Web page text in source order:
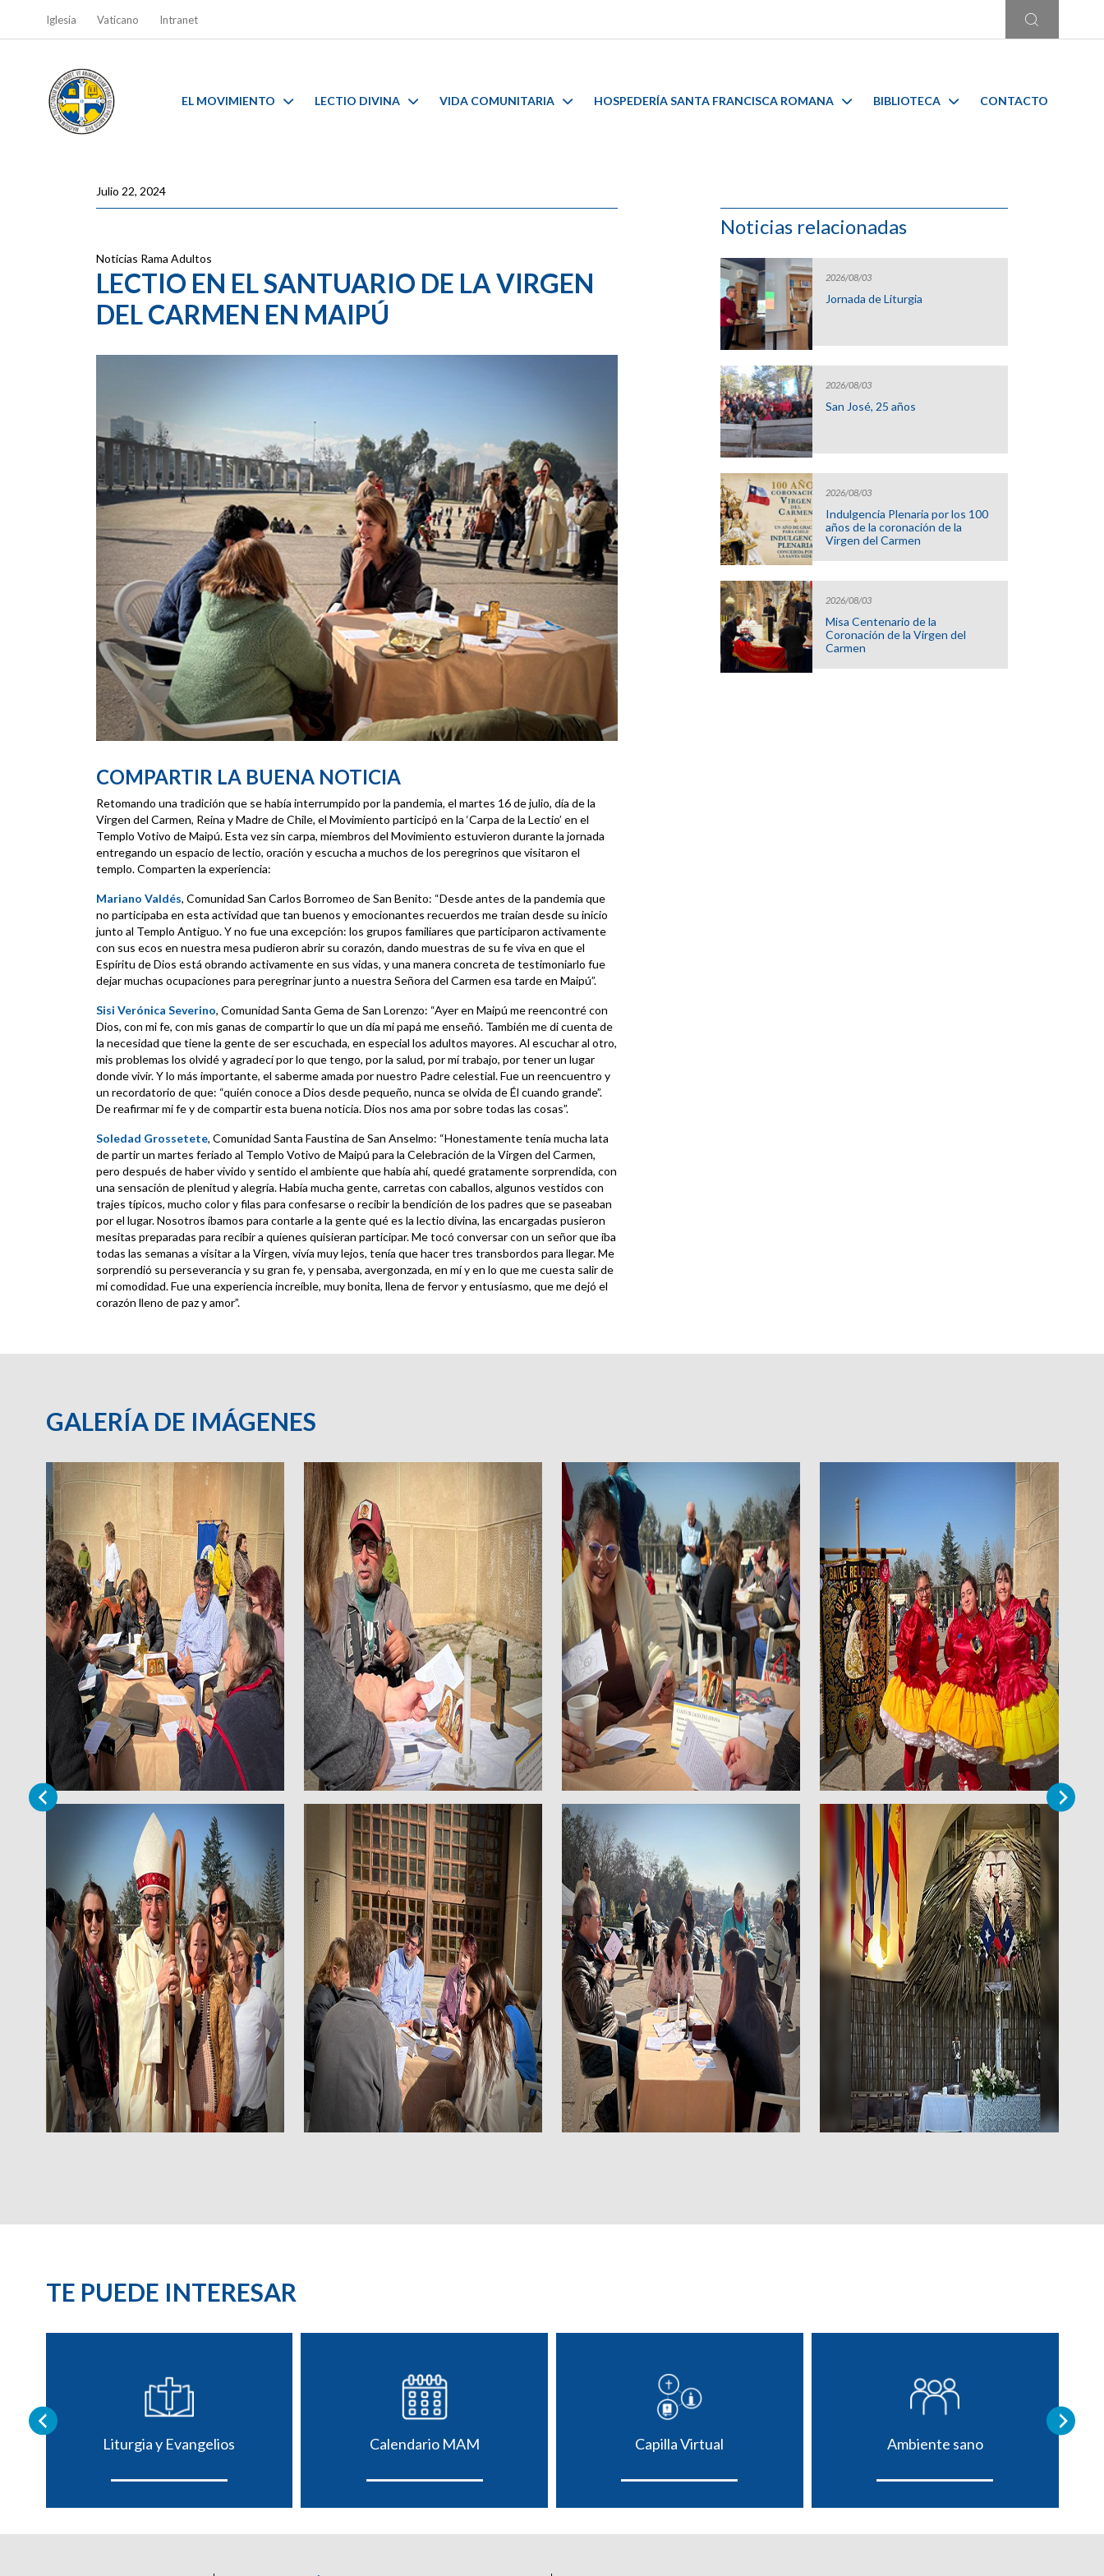
Iglesia Vaticano Intranet
EL MOVIMIENTO LECTIO DIVINA VIDA COMUNITARIA HOSPEDERÍA SANTA FRANCISCA ROMANA BIBLIOTECA CONTACTO
Julio 22, 2024
Noticias Rama Adultos
LECTIO EN EL SANTUARIO DE LA VIRGEN
DEL CARMEN EN MAIPÚ
COMPARTIR LA BUENA NOTICIA
Retomando una tradición que se había interrumpido por la pandemia, el martes 16 de julio, día de la
Virgen del Carmen, Reina y Madre de Chile, el Movimiento participó en la ‘Carpa de la Lectio’ en el
Templo Votivo de Maipú. Esta vez sin carpa, miembros del Movimiento estuvieron durante la jornada
entregando un espacio de lectio, oración y escucha a muchos de los peregrinos que visitaron el
templo. Comparten la experiencia:
Mariano Valdés, Comunidad San Carlos Borromeo de San Benito: “Desde antes de la pandemia que
no participaba en esta actividad que tan buenos y emocionantes recuerdos me traían desde su inicio
junto al Templo Antiguo. Y no fue una excepción: los grupos familiares que participaron activamente
con sus ecos en nuestra mesa pudieron abrir su corazón, dando muestras de su fe viva en que el
Espíritu de Dios está obrando activamente en sus vidas, y una manera concreta de testimoniarlo fue
dejar muchas ocupaciones para peregrinar junto a nuestra Señora del Carmen esa tarde en Maipú”.
Sisi Verónica Severino, Comunidad Santa Gema de San Lorenzo: “Ayer en Maipú me reencontré con
Dios, con mi fe, con mis ganas de compartir lo que un día mi papá me enseñó. También me di cuenta de
la necesidad que tiene la gente de ser escuchada, en especial los adultos mayores. Al escuchar al otro,
mis problemas los olvidé y agradecí por lo que tengo, por la salud, por mí trabajo, por tener un lugar
donde vivir. Y lo más importante, el saberme amada por nuestro Padre celestial. Fue un reencuentro y
un recordatorio de que: “quién conoce a Dios desde pequeño, nunca se olvida de Él cuando grande”.
De reafirmar mi fe y de compartir esta buena noticia. Dios nos ama por sobre todas las cosas”.
Soledad Grossetete, Comunidad Santa Faustina de San Anselmo: “Honestamente tenía mucha lata
de partir un martes feriado al Templo Votivo de Maipú para la Celebración de la Virgen del Carmen,
pero después de haber vivido y sentido el ambiente que había ahí, quedé gratamente sorprendida, con
una sensación de plenitud y alegría. Había mucha gente, carretas con caballos, algunos vestidos con
trajes típicos, mucho color y filas para confesarse o recibir la bendición de los padres que se paseaban
por el lugar. Nosotros íbamos para contarle a la gente qué es la lectio divina, las encargadas pusieron
mesitas preparadas para recibir a quienes quisieran participar. Me tocó conversar con un señor que iba
todas las semanas a visitar a la Virgen, vivía muy lejos, tenía que hacer tres transbordos para llegar. Me
sorprendió su perseverancia y su gran fe, y pensaba, avergonzada, en mí y en lo que me cuesta salir de
mi comodidad. Fue una experiencia increíble, muy bonita, llena de fervor y entusiasmo, que me dejó el
corazón lleno de paz y amor”.
Noticias relacionadas
2026/08/03
Jornada de Liturgia
2026/08/03
San José, 25 años
2026/08/03
Indulgencia Plenaria por los 100
años de la coronación de la
Virgen del Carmen
2026/08/03
Misa Centenario de la
Coronación de la Virgen del
Carmen
GALERÍA DE IMÁGENES
TE PUEDE INTERESAR
Liturgia y Evangelios Calendario MAM Capilla Virtual Ambiente sano